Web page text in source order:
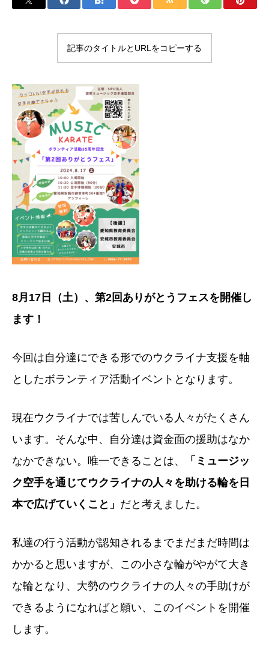
記事のタイトルとURLをコピーする
8月17日（土）、第2回ありがとうフェスを開催し
ます！
今回は自分達にできる形でのウクライナ支援を軸
としたボランティア活動イベントとなります。
現在ウクライナでは苦しんでいる人々がたくさん
います。そんな中、自分達は資金面の援助はなか
なかできない。唯一できることは、
「ミュージッ
ク空手を通じてウクライナの人々を助ける輪を日
本で広げていくこと」 だと考えました。
私達の行う活動が認知されるまでまだまだ時間は
かかると思いますが、この小さな輪がやがて大き
な輪となり、大勢のウクライナの人々の手助けが
できるようになればと願い、このイベントを開催
します。